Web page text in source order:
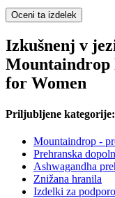
Oceni ta izdelek
Izkušnenj v
Mountaindrop
for Women
Priljubljene kategorije:
Mountaindrop -
Prehranska
Ashwagandha
Znižana hranila
Izdelki za